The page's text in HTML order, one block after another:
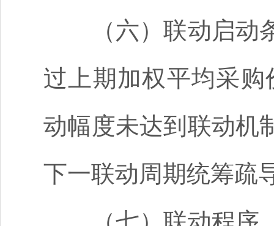
（六）联动启动
过上期加权平均采购
动幅度未达到联动机
下一联动周期统筹疏